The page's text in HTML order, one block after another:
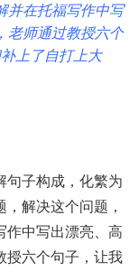
并在托福写作中写
老师通过教授六个
上了自打上大
句子构成，化繁为
解决这个问题，
作中写出漂亮、高
授六个句子，让我